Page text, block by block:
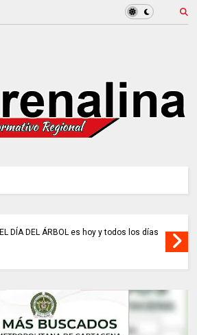
EL DÍA DEL ÁRBOL es hoy y todos los días